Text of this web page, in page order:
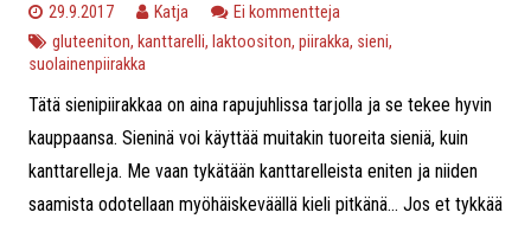
29.9.2017 Katja
Ei kommentteja
gluteeniton, kanttarelli, laktoositon, piirakka, sieni,
suolainenpiirakka
Tätä sienipiirakkaa on aina rapujuhlissa tarjolla ja se tekee hyvin
kauppaansa. Sieninä voi käyttää muitakin tuoreita sieniä, kuin
kanttarelleja. Me vaan tykätään kanttarelleista eniten ja niiden
saamista odotellaan myöhäiskeväällä kieli pitkänä… Jos et tykkää